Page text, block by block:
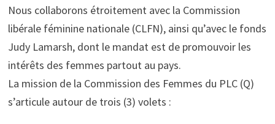
Nous collaborons étroitement avec la Commission
libérale féminine nationale (CLFN), ainsi qu’avec le fonds
Judy Lamarsh, dont le mandat est de promouvoir les
intérêts des femmes partout au pays.
La mission de la Commission des Femmes du PLC (Q)
s’articule autour de trois (3) volets :